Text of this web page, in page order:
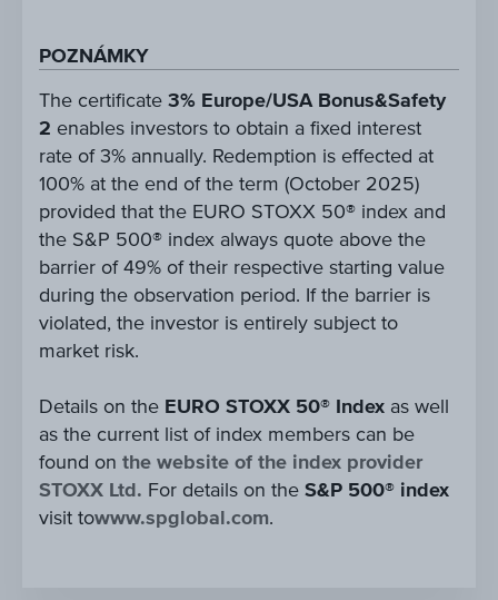
POZNÁMKY
The certificate 3% Europe/USA Bonus&Safety
2 enables investors to obtain a fixed interest
rate of 3% annually. Redemption is effected at
100% at the end of the term (October 2025)
provided that the EURO STOXX 50® index and
the S&P 500® index always quote above the
barrier of 49% of their respective starting value
during the observation period. If the barrier is
violated, the investor is entirely subject to
market risk.
Details on the EURO STOXX 50® Index as well
as the current list of index members can be
found on the website of the index provider
STOXX Ltd. For details on the S&P 500® index
visit towww.spglobal.com.